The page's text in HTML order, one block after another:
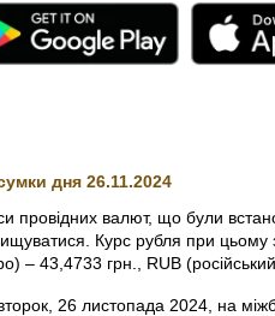
дня 26.11.2024
провідних валют, що були
Курс рубля при
– 43,4733 грн., RUB
26 листопада 2024, на